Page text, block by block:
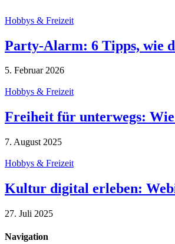
Hobbys & Freizeit
Party-Alarm: 6 Tipps, wie
5. Februar 2026
Hobbys & Freizeit
Freiheit für unterwegs:
7. August 2025
Hobbys & Freizeit
Kultur digital erleben:
27. Juli 2025
Navigation